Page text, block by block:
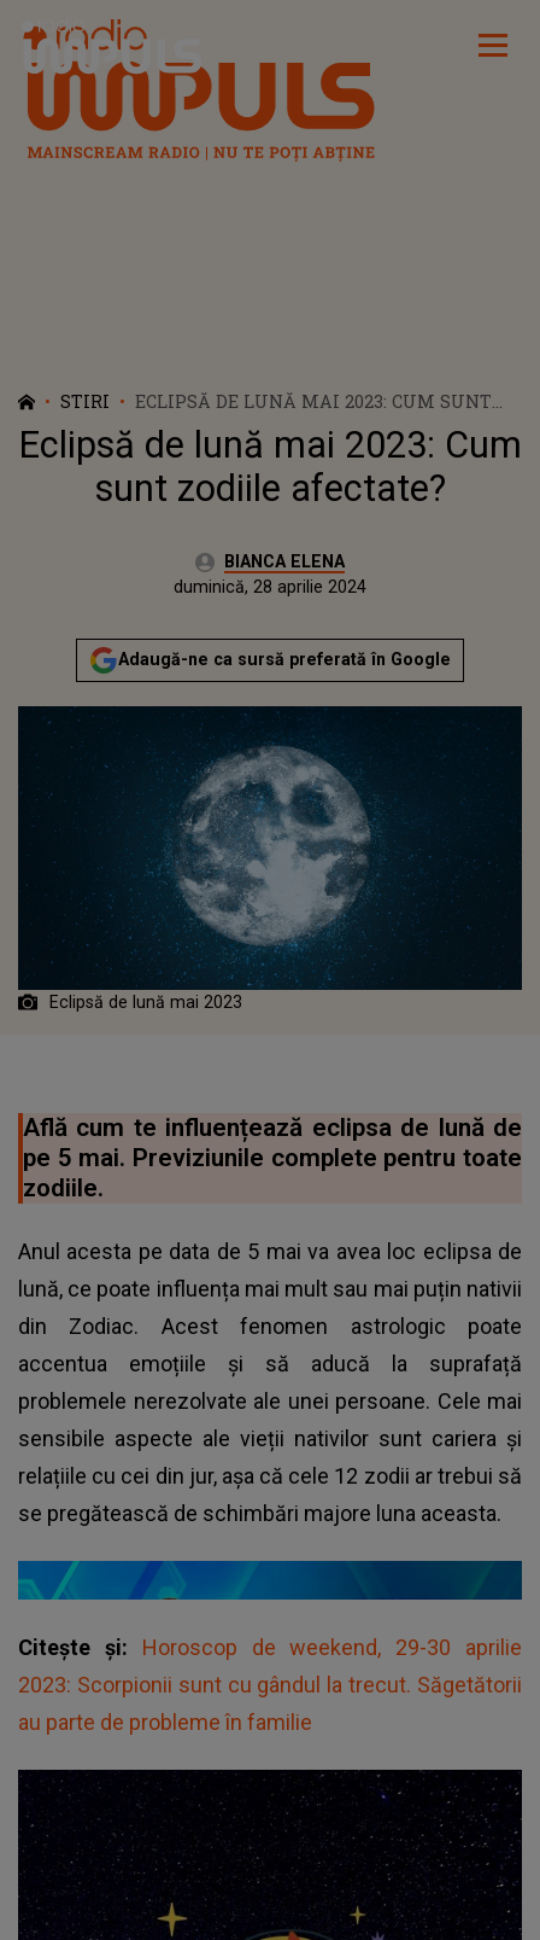
Radio Impuls
STIRI
ECLIPSĂ DE LUNĂ MAI 2023: CUM SUNT
ZODIILE AFECTATE?
Eclipsă de lună mai 2023: Cum
sunt zodiile afectate?
Autor:BIANCA ELENA
vineri, 28 aprilie 2023Actualizat:
duminică, 28 aprilie 2024
Adaugă-ne ca sursă preferată în Google
Eclipsă de lună mai 2023
Află cum te influențează eclipsa de lună de
pe 5 mai. Previziunile complete pentru toate
zodiile.
Anul acesta pe data de 5 mai va avea loc eclipsa de
lună, ce poate influența mai mult sau mai puțin nativii
din Zodiac. Acest fenomen astrologic poate
accentua emoțiile și să aducă la suprafață
problemele nerezolvate ale unei persoane. Cele mai
sensibile aspecte ale vieții nativilor sunt cariera și
relațiile cu cei din jur, așa că cele 12 zodii ar trebui să
se pregătească de schimbări majore luna aceasta.
Citește și: Horoscop de weekend, 29-30 aprilie
2023: Scorpionii sunt cu gândul la trecut. Săgetătorii
au parte de probleme în familie